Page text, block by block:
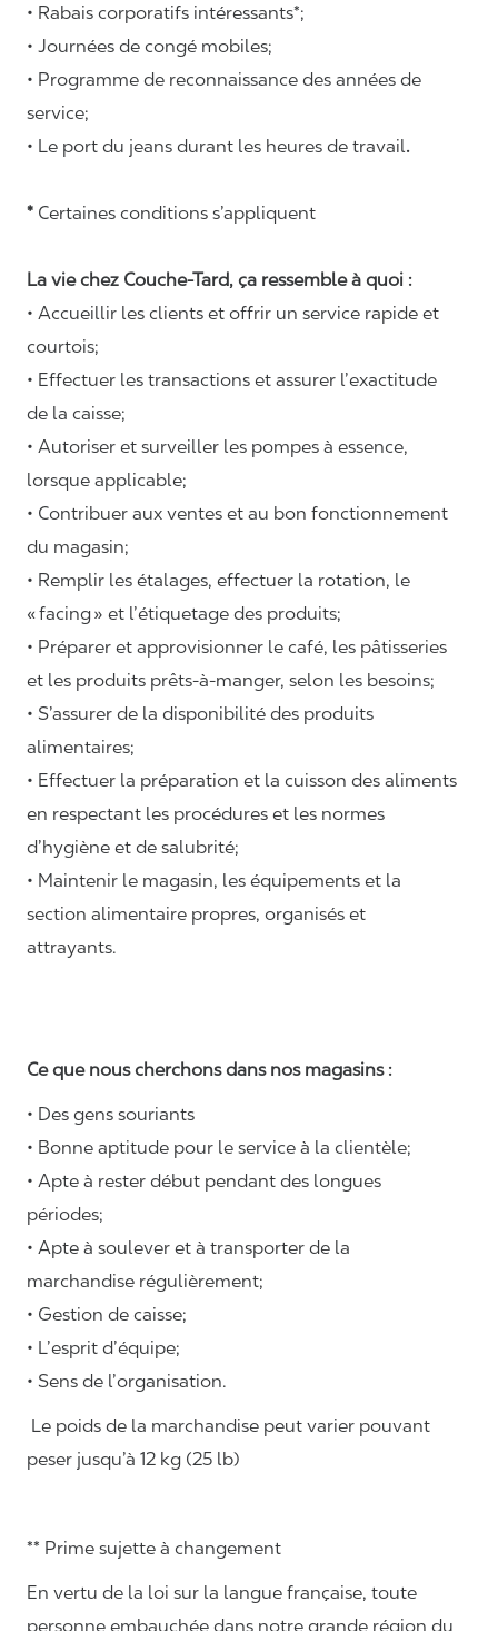
• Rabais corporatifs intéressants*;
• Journées de congé mobiles;
• Programme de reconnaissance des années de
service;
• Le port du jeans durant les heures de travail.
* Certaines conditions s’appliquent
La vie chez Couche-Tard, ça ressemble à quoi :
• Accueillir les clients et offrir un service rapide et
courtois;
• Effectuer les transactions et assurer l’exactitude
de la caisse;
• Autoriser et surveiller les pompes à essence,
lorsque applicable;
• Contribuer aux ventes et au bon fonctionnement
du magasin;
• Remplir les étalages, effectuer la rotation, le
«facing» et l’étiquetage des produits;
• Préparer et approvisionner le café, les pâtisseries
et les produits prêts-à-manger, selon les besoins;
• S’assurer de la disponibilité des produits
alimentaires;
• Effectuer la préparation et la cuisson des aliments
en respectant les procédures et les normes
d’hygiène et de salubrité;
• Maintenir le magasin, les équipements et la
section alimentaire propres, organisés et
attrayants.
Ce que nous cherchons dans nos magasins :
• Des gens souriants
• Bonne aptitude pour le service à la clientèle;
• Apte à rester début pendant des longues
périodes;
• Apte à soulever et à transporter de la
marchandise régulièrement;
• Gestion de caisse;
• L’esprit d’équipe;
• Sens de l’organisation.
Le poids de la marchandise peut varier pouvant
peser jusqu’à 12 kg (25 lb)
** Prime sujette à changement
En vertu de la loi sur la langue française, toute
personne embauchée dans notre grande région du